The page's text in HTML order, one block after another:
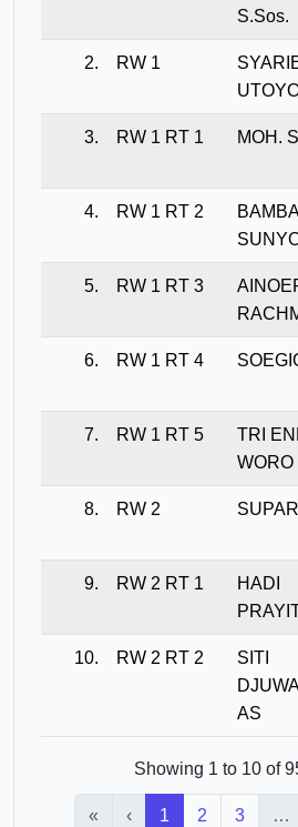
S.Sos.
2. RW 1
3. RW 1 RT 1 MOH.
4. RW 1 RT 2
5. RW 1 RT 3
6. RW 1 RT 4
7. RW 1 RT 5
TRI
WORO
8. RW 2
9. RW 2 RT 1
HADI
10. RW 2 RT 2
SITI
AS
Showing 1 to 10 of
« ‹ 1 2 3 …